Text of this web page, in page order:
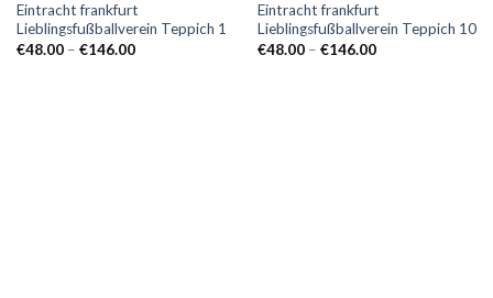
Eintracht frankfurt
Lieblingsfußballverein Teppich 1
€48.00 – €146.00Preisspanne:
Eintracht frankfurt
Lieblingsfußballverein Teppich 10
€48.00 – €146.00Preisspanne: